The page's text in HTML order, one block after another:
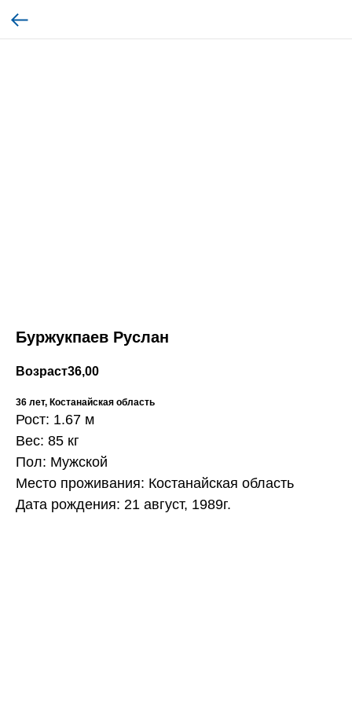
Буржукпаев Руслан
Возраст36,00
36 лет, Костанайская область
Рост: 1.67 м
Вес: 85 кг
Пол: Мужской
Место проживания: Костанайская область
Дата рождения: 21 август, 1989г.